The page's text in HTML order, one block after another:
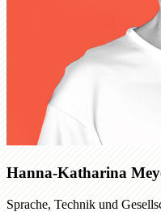
Hanna-Katharina
Sprache, Technik und